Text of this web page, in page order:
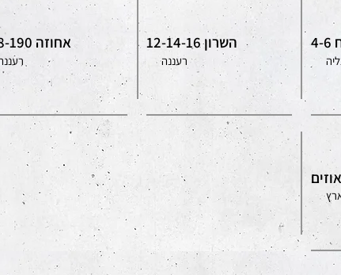
רעננה
השרון 12-14-16 אחוזה 188-190